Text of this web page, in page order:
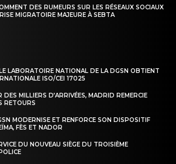
le1.ma
de
DES RUMEURS SUR LES RÉSEAUX SOCIAUX
MIGRATOIRE MAJEURE À SEBTA
LABORATOIRE NATIONAL DE LA DGSN OBTIENT
ISO/CEI 17025
MILLIERS D’ARRIVÉES, MADRID REMERCIE
RETOURS
MODERNISE ET RENFORCE SON DISPOSITIF
FÈS ET NADOR
DU NOUVEAU SIÈGE DU TROISIÈME